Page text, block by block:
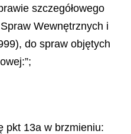
szczegółowego
Wewnętrznych i
do spraw objętych
pkt 13a w brzmieniu: